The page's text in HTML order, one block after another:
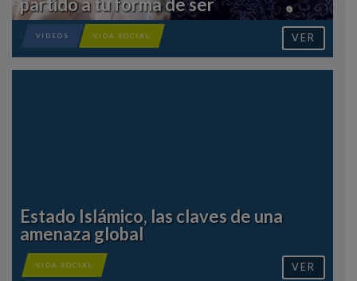
partido a tu forma de ser
VIDA SOCIAL
VIDEOS VER
Estado Islámico, las claves de una
amenaza global
VIDA SOCIAL VER